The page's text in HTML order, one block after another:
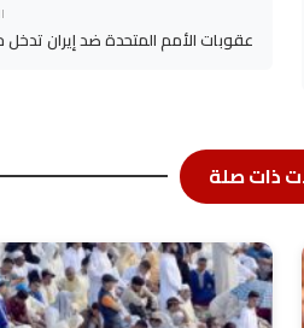
عقوبات الأمم المتحدة ضد إيران تدخل
ذات صلة